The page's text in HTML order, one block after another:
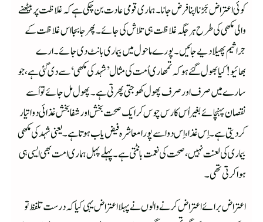
کوئی اعتراض جَڑنا اپنا فرض جانا۔ ہماری قومی عادت بن چکی ہے کہ غلاظت پر بیٹھنے
والی مکھی کی طرح ہر جگہ غلاظت ہی تلاش کی جائے۔ پھرجا بجا اس غلاظت کے
جراثیم پھیلا دیے جائیں۔ پورے ماحول میں بیماری بانٹ دی جائے۔ ارے
بھائیو! کیا بھول گئے ہو کہ تمھاری اُمت کی مثال’شہد کی مکھی‘ سے دی گئی ہے، جو
سارے میں صرف اور صرف پھول کھوجتی پھرتی ہے۔ پھول مل جائے تو اُسے
نقصان پہنچائے بغیر اُس کا رس چوس کر ایک صحت بخش اور شفا بخش غذائی دوا تیار
کردیتی ہے۔ اِس غذا، اِس دوا سے پورا معاشرہ فیض یاب ہوتا ہے۔ یعنی شہد کی مکھی
بیماری کی لعنت نہیں، صحت کی نعمت بانٹتی ہے۔ پہلے پہل ہماری امت بھی ایسی ہی
ہوا کرتی تھی۔
اعتراض برائے اعتراض کرنے والوں نے پہلا اعتراض یہی کیا کہ درست تلفظ تو